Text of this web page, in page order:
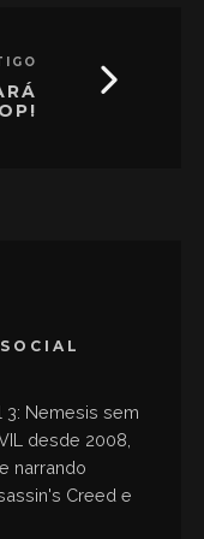
3: Nemesis sem
desde 2008,
narrando
Creed e